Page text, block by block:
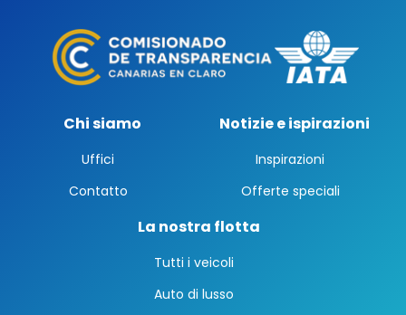
Chi siamo
Uffici
Contatto
Notizie e ispirazioni
Inspirazioni
Offerte speciali
La nostra flotta
Tutti i veicoli
Auto di lusso